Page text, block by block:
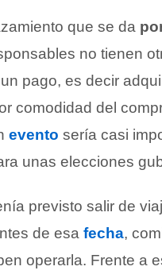
que se da
no tienen
pago, es decir
comodidad del
evento sería casi
unas elecciones
previsto salir de
de esa fecha,
operarla. Frente a